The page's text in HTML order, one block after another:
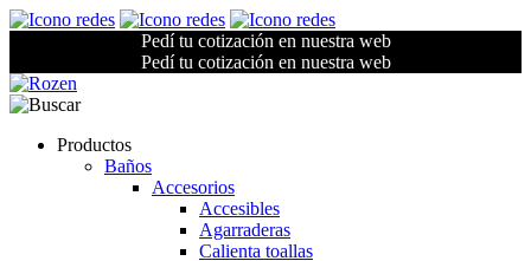
Pedí tu cotización en nuestra web
Pedí tu cotización en nuestra web
Productos
Baños
Accesorios
Accesibles
Agarraderas
Calienta toallas